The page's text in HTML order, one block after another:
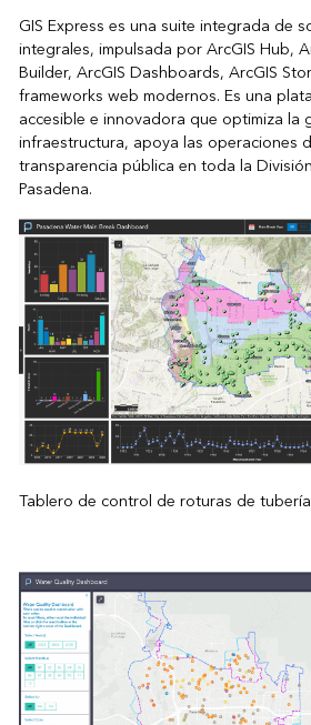
GIS Express es una suite integrada de
integrales, impulsada por ArcGIS Hub,
Builder, ArcGIS Dashboards, ArcGIS
frameworks web modernos. Es una
accesible e innovadora que optimiza la
infraestructura, apoya las operaciones
transparencia pública en toda la
Pasadena.
Tablero de control de roturas de